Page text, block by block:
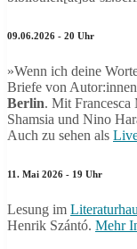
09.06.2026 - 20 Uhr
»Wenn ich deine
Briefe von
Berlin. Mit
Shamsia und Nino
Auch zu sehen als
11. Mai 2026 - 19 Uhr
Lesung im
Henrik Szántó. Mehr